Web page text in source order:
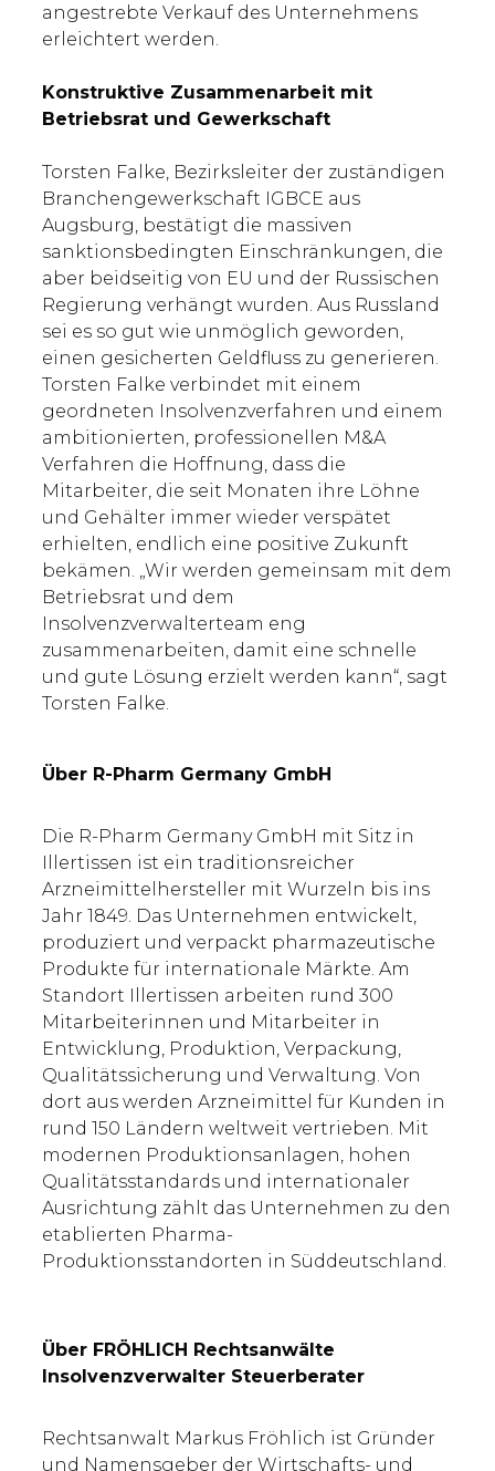
angestrebte Verkauf des Unternehmens
erleichtert werden.
Konstruktive Zusammenarbeit mit
Betriebsrat und Gewerkschaft
Torsten Falke, Bezirksleiter der zuständigen
Branchengewerkschaft IGBCE aus
Augsburg, bestätigt die massiven
sanktionsbedingten Einschränkungen, die
aber beidseitig von EU und der Russischen
Regierung verhängt wurden. Aus Russland
sei es so gut wie unmöglich geworden,
einen gesicherten Geldfluss zu generieren.
Torsten Falke verbindet mit einem
geordneten Insolvenzverfahren und einem
ambitionierten, professionellen M&A
Verfahren die Hoffnung, dass die
Mitarbeiter, die seit Monaten ihre Löhne
und Gehälter immer wieder verspätet
erhielten, endlich eine positive Zukunft
bekämen. „Wir werden gemeinsam mit dem
Betriebsrat und dem
Insolvenzverwalterteam eng
zusammenarbeiten, damit eine schnelle
und gute Lösung erzielt werden kann“, sagt
Torsten Falke.
Über R-Pharm Germany GmbH
Die R-Pharm Germany GmbH mit Sitz in
Illertissen ist ein traditionsreicher
Arzneimittelhersteller mit Wurzeln bis ins
Jahr 1849. Das Unternehmen entwickelt,
produziert und verpackt pharmazeutische
Produkte für internationale Märkte. Am
Standort Illertissen arbeiten rund 300
Mitarbeiterinnen und Mitarbeiter in
Entwicklung, Produktion, Verpackung,
Qualitätssicherung und Verwaltung. Von
dort aus werden Arzneimittel für Kunden in
rund 150 Ländern weltweit vertrieben. Mit
modernen Produktionsanlagen, hohen
Qualitätsstandards und internationaler
Ausrichtung zählt das Unternehmen zu den
etablierten Pharma-
Produktionsstandorten in Süddeutschland.
Über FRÖHLICH Rechtsanwälte
Insolvenzverwalter Steuerberater
Rechtsanwalt Markus Fröhlich ist Gründer
und Namensgeber der Wirtschafts- und